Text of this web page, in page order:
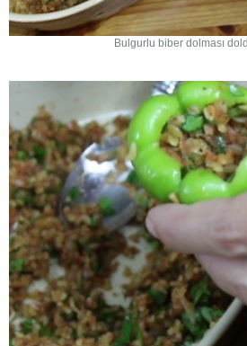
Bulgurlu biber dolması